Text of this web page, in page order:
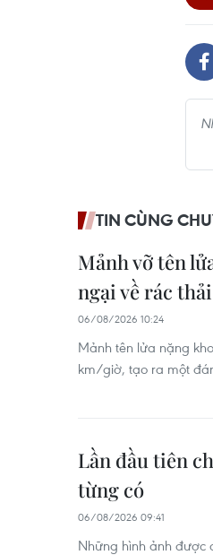
TIN CÙNG
Mảnh vỡ tên
ngại về rác
06/08/2026 10:24
Mảnh tên lửa nặng
km/giờ, tạo ra một
Lần đầu tiên
từng có
06/08/2026 09:41
Những hình ảnh được